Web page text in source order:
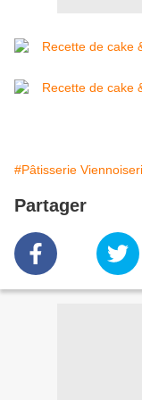
#Pâtisserie
Partager